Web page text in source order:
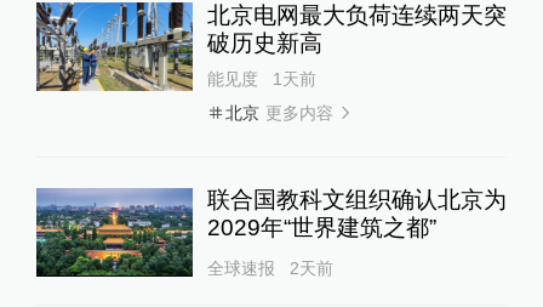
北京电网最大负荷连续两天突
破历史新高
能见度
1天前
北京 更多内容
联合国教科文组织确认北京为
2029年“世界建筑之都”
全球速报 2天前